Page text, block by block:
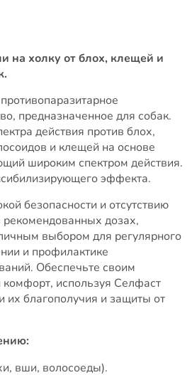
на холку от блох, клещей и
предназначенное для собак.
действия против блох,
и клещей на основе
широким спектром действия.
эффекта.
безопасности и отсутствию
дозах,
выбором для регулярного
и профилактике
Обеспечьте своим
используя Селфаст
их благополучия и защиты от
вши, волосоеды).